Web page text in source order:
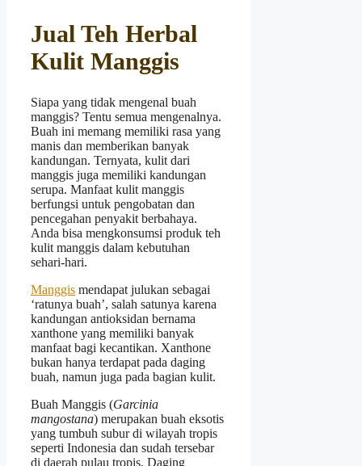
Jual Teh Herbal
Kulit Manggis
Siapa yang tidak mengenal buah
manggis? Tentu semua mengenalnya.
Buah ini memang memiliki rasa yang
manis dan memberikan banyak
kandungan. Ternyata, kulit dari
manggis juga memiliki kandungan
serupa. Manfaat kulit manggis
berfungsi untuk pengobatan dan
pencegahan penyakit berbahaya.
Anda bisa mengkonsumsi produk teh
kulit manggis dalam kebutuhan
sehari-hari.
Manggis mendapat julukan sebagai
‘ratunya buah’, salah satunya karena
kandungan antioksidan bernama
xanthone yang memiliki banyak
manfaat bagi kecantikan. Xanthone
bukan hanya terdapat pada daging
buah, namun juga pada bagian kulit.
Buah Manggis (Garcinia
mangostana) merupakan buah eksotis
yang tumbuh subur di wilayah tropis
seperti Indonesia dan sudah tersebar
di daerah pulau tropis. Daging